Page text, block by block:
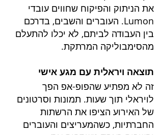
את הניתוק והפיקוח שחווים עובדי
Lumon. העוברים והשבים, בדרכם
בין העבודה לביתם, לא יכלו להתעלם
מהסימבוליקה המרתקת.
תוצאה ויראלית עם מגע אישי
זה לא מפתיע שהפופ-אפ הפך
לויראלי תוך שעות. תמונות וסרטונים
של האירוע הציפו את הרשתות
החברתיות, כשהמעריצים והעוברים